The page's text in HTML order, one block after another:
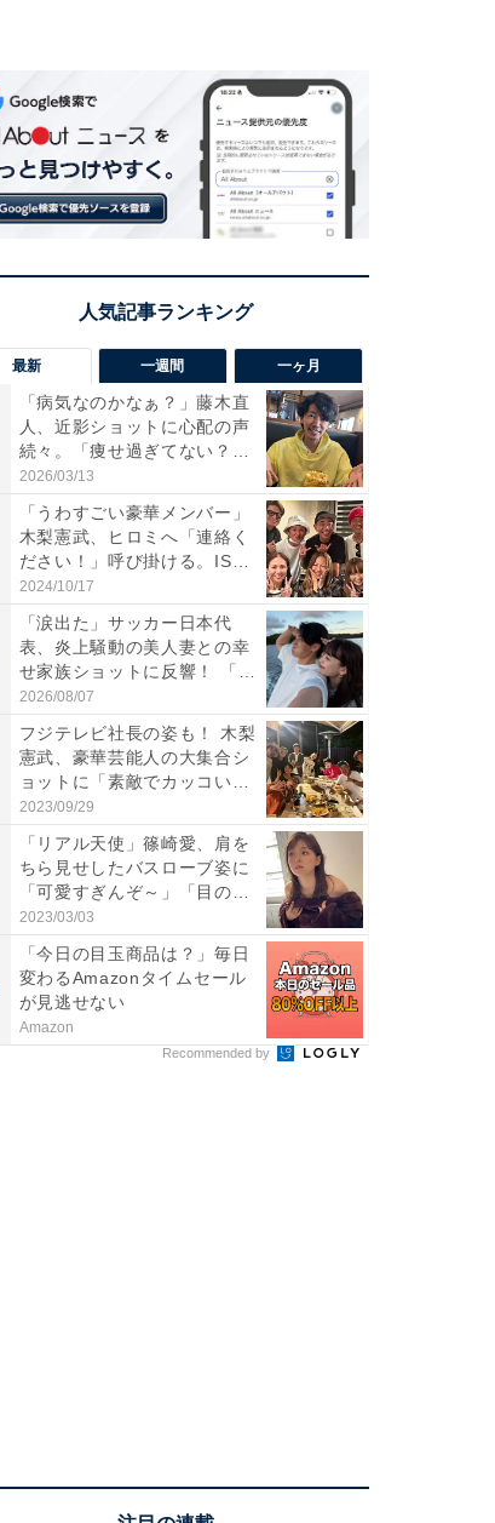
最新 一週間 一ヶ月
「病気なのかなぁ？」藤木直
人、近影ショットに心配の声
続々。「痩せ過ぎてない？」
「...
2026/03/13
「うわすごい豪華メンバー」
木梨憲武、ヒロミへ「連絡く
ださい！」呼び掛ける。IS
S...
2024/10/17
「涙出た」サッカー日本代
表、炎上騒動の美人妻との幸
せ家族ショットに反響！ 「最
高...
2026/08/07
フジテレビ社長の姿も！ 木梨
憲武、豪華芸能人の大集合シ
ョットに「素敵でカッコい
い...
2023/09/29
「リアル天使」篠崎愛、肩を
ちら見せしたバスローブ姿に
「可愛すぎんぞ～」「目の表
情...
2023/03/03
「今日の目玉商品は？」毎日
変わるAmazonタイムセール
が見逃せない
Amazon
Recommended by